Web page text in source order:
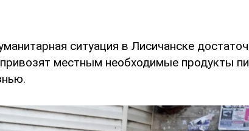
ситуация в Лисичанске
местным необходимые продукты